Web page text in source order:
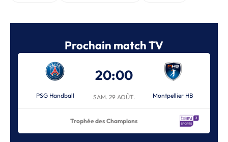
Prochain match TV
PSG Handball
20:00
SAM. 29 AOÛT. Montpellier HB
Trophée des Champions